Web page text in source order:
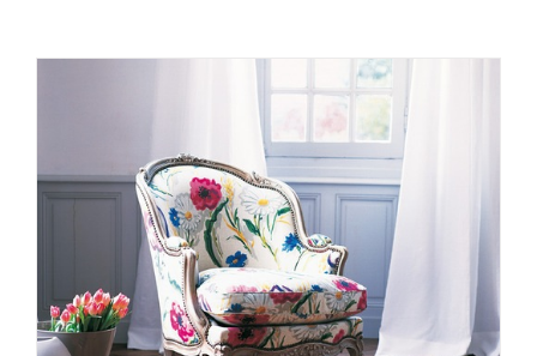
Lo stato d’ansia
dell’investitore: La salute
mentale è più importante